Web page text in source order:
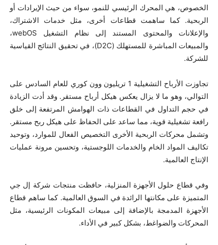
الخصوص، هي المحرك الرئيسي للنمو، سواء من حيث الإيرادات أو
الربحية. كما ساهمت قطاعات أخرى، مثل خدمات الاشتراك،
والإعلانات والمحتوى المستند إلى نظام التشغيل webOS،
والمبيعات المباشرة للمستهلك (D2C)، في تحقيق النتائج القياسية
للشركة.
تجاوزت الأرباح التشغيلية 1 تريليون وون كوري للعام السادس على
التوالي، وهو ما لا يزال يعكس هيكل أرباح مستقر. وقد أدت الزيادة
في حجم التداول في القطاعات ذات الهوامش المرتفعة إلى خلق
رافعة تشغيلية قوية، مما ساعد على الحفاظ على هيكل ربح مستقر.
وتشمل محركات الربحية الأخرى التخصيص الفعال للموارد، وتوحيد
تكاليف المواد الخام والخدمات اللوجستية، وتحسين مرونة عمليات
الإنتاج العالمية.
وفي قطاع حلول الأجهزة المنزلية، حافظت منتجات شركة إل جي
المتميزة على مكانتها الرائدة في السوق العالمية. كما ساهم قطاع
الأجهزة المدمجة بالإضافة إلى مبيعات المكونات الرئيسية، مثل
المحركات والضواغط، بشكل كبير في الأداء.